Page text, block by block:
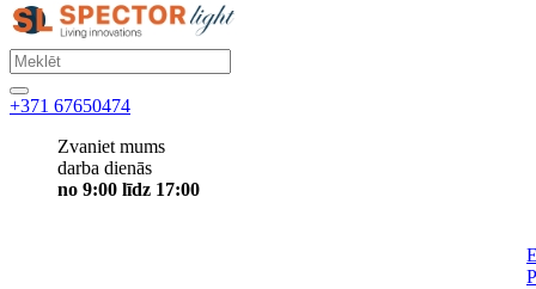
+371 67650474
Zvaniet mums
darba dienās
no 9:00 līdz 17:00